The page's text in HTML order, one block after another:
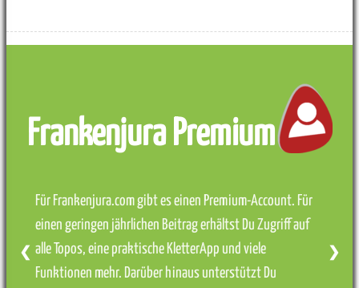
Frankenjura Premium
Für Frankenjura.com gibt es einen Premium-Account. Für
einen geringen jährlichen Beitrag erhältst Du Zugriff auf
alle Topos, eine praktische KletterApp und viele
Funktionen mehr. Darüber hinaus unterstützt Du
❮ ❯